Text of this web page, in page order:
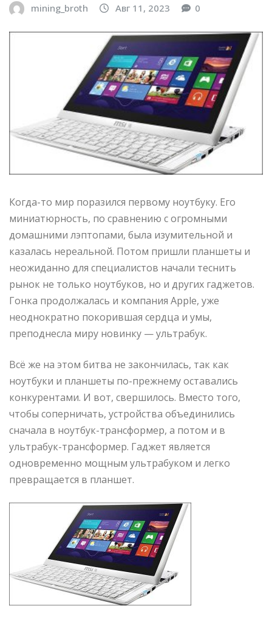
mining_broth Авг 11, 2023 0
Когда-то мир поразился первому ноутбуку. Его
миниатюрность, по сравнению с огромными
домашними лэптопами, была изумительной и
казалась нереальной. Потом пришли планшеты и
неожиданно для специалистов начали теснить
рынок не только ноутбуков, но и других гаджетов.
Гонка продолжалась и компания Apple, уже
неоднократно покорившая сердца и умы,
преподнесла миру новинку — ультрабук.
Всё же на этом битва не закончилась, так как
ноутбуки и планшеты по-прежнему оставались
конкурентами. И вот, свершилось. Вместо того,
чтобы соперничать, устройства объединились
сначала в ноутбук-трансформер, а потом и в
ультрабук-трансформер. Гаджет является
одновременно мощным ультрабуком и легко
превращается в планшет.